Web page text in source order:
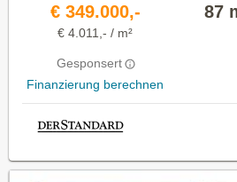
€ 349.000,-
€ 4.011,- / m²
Gesponsert
Finanzierung berechnen
87